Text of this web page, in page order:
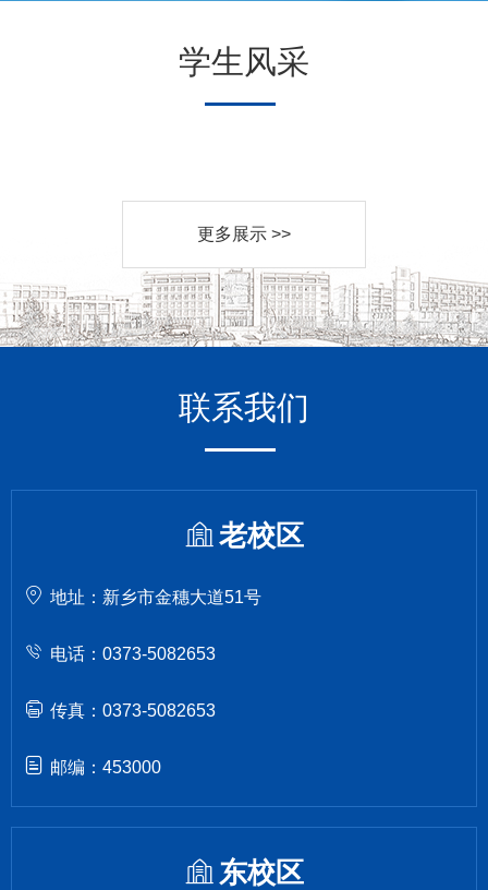
学生风采
更多展示 >>
联系我们
老校区
地址：新乡市金穗大道51号
电话：0373-5082653
传真：0373-5082653
邮编：453000
东校区